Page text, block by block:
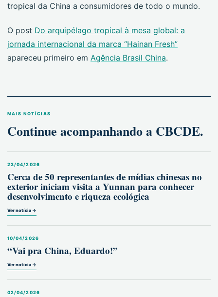
tropical da China a consumidores de todo o mundo.
O post Do arquipélago tropical à mesa global: a
jornada internacional da marca “Hainan Fresh”
apareceu primeiro em Agência Brasil China.
MAIS NOTÍCIAS
Continue acompanhando a CBCDE.
23/04/2026
Cerca de 50 representantes de mídias chinesas no
exterior iniciam visita a Yunnan para conhecer
desenvolvimento e riqueza ecológica
Ver notícia →
10/04/2026
“Vai pra China, Eduardo!”
Ver notícia →
02/04/2026